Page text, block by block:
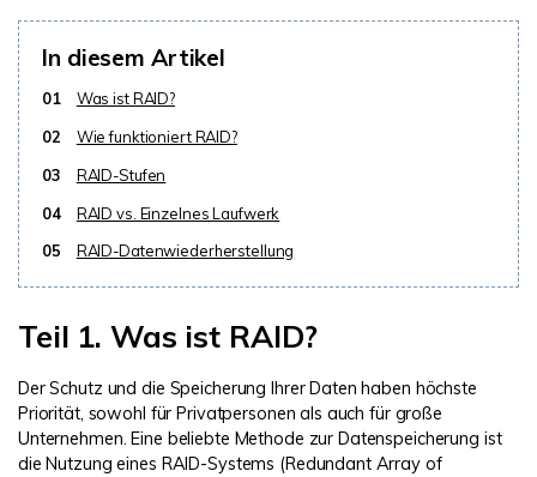
wiederherstellen
Weitere Produkte
Repairit - Datenreparatur
Datenverlust-Szenarien
Aktuelles Thema
search
In diesem Artikel
01
Was ist RAID?
02
Wie funktioniert RAID?
03
RAID-Stufen
04
RAID vs. Einzelnes Laufwerk
05
RAID-Datenwiederherstellung
Teil 1. Was ist RAID?
Der Schutz und die Speicherung Ihrer Daten haben höchste
Priorität, sowohl für Privatpersonen als auch für große
Unternehmen. Eine beliebte Methode zur Datenspeicherung ist
die Nutzung eines RAID-Systems (Redundant Array of